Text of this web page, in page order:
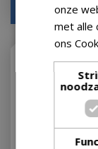
onze
met alle
ons